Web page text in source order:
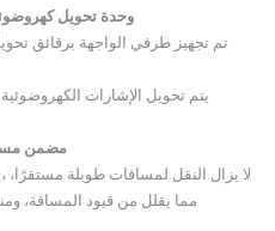
وحدة تحويل
تم تجهيز طرفي الواجهة برقائق
يتم تحويل الإشارات
مضمن
مما يقلل من قيود المسافة،